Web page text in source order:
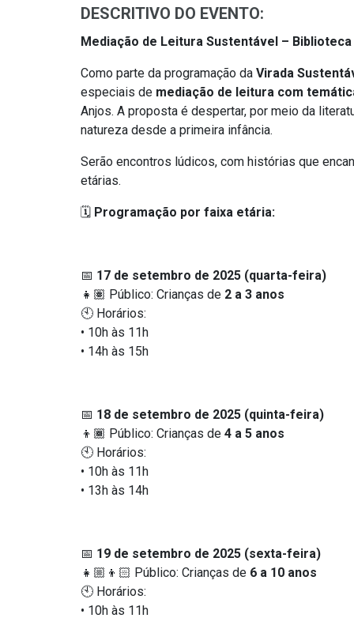
DESCRITIVO DO EVENTO:
Mediação de Leitura Sustentável –
Como parte da programação da Virada
especiais de mediação de leitura com
Anjos. A proposta é despertar, por meio da
natureza desde a primeira infância.
Serão encontros lúdicos, com histórias que
etárias.
🗓 Programação por faixa etária:
📅 17 de setembro de 2025 (quarta-feira)
👧🏽 Público: Crianças de 2 a 3 anos
🕙 Horários:
• 10h às 11h
• 14h às 15h
📅 18 de setembro de 2025 (quinta-feira)
👦🏾 Público: Crianças de 4 a 5 anos
🕙 Horários:
• 10h às 11h
• 13h às 14h
📅 19 de setembro de 2025 (sexta-feira)
👧🏼👦🏻 Público: Crianças de 6 a 10 anos
🕙 Horários:
• 10h às 11h